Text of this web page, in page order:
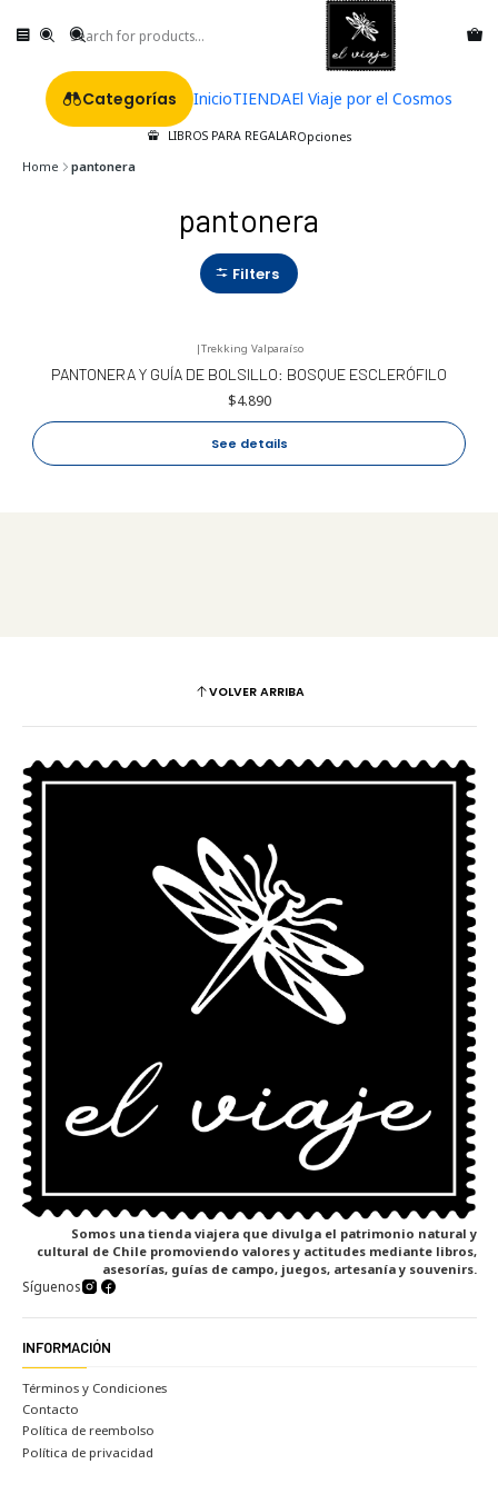
Categorías InicioTIENDAEl Viaje por el Cosmos
LIBROS PARA REGALAROpciones
Home pantonera
pantonera
Filters
No disponible
|Trekking Valparaíso
PANTONERA Y GUÍA DE BOLSILLO: BOSQUE ESCLERÓFILO
$4.890
See details
VOLVER ARRIBA
Somos una tienda viajera que divulga el patrimonio natural y
cultural de Chile promoviendo valores y actitudes mediante libros,
asesorías, guías de campo, juegos, artesanía y souvenirs.
Síguenos
INFORMACIÓN
Términos y Condiciones
Contacto
Política de reembolso
Política de privacidad